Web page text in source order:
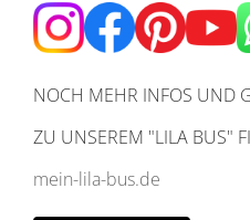
NOCH MEHR INFOS UND
ZU UNSEREM "LILA BUS"
mein-lila-bus.de